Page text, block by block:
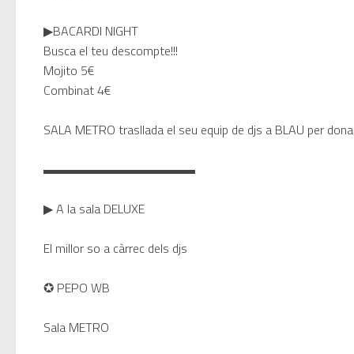
▶BACARDI NIGHT
Busca el teu descompte!!!
Mojito 5€
Combinat 4€
SALA METRO trasllada el seu equip de djs a BLAU per
▬▬▬▬▬▬▬▬▬▬▬▬
▶ A la sala DELUXE
El millor so a càrrec dels djs
✪ PEPO WB
Sala METRO